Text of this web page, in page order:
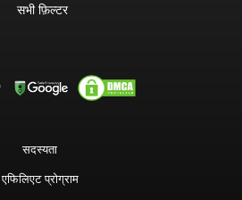
सभी फ़िल्टर
सदस्यता
एफिलिएट प्रोग्राम